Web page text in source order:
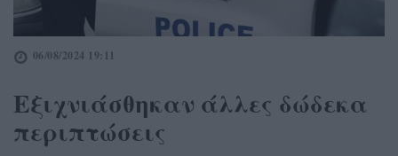
06/08/2024 19:11
Εξιχνιάσθηκαν άλλες δώδεκα
περιπτώσεις